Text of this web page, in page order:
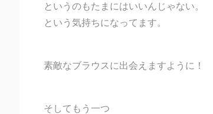
というのもたまにはいいんじゃない。
という気持ちになってます。
素敵なブラウスに出会えますように！
そしてもう一つ